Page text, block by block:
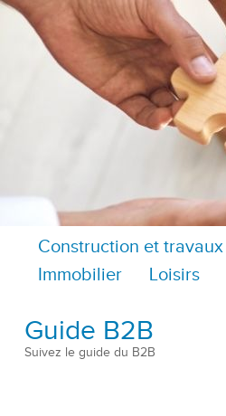
Construction et travaux
Immobilier
Loisirs
Guide B2B
Suivez le guide du B2B